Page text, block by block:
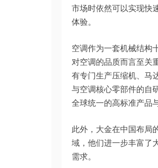
市场时依然可以实现快
体验。
空调作为一套机械结构
对空调的品质而言至关
有专门生产压缩机、马
与空调核心零部件的自
全球统一的高标准产品
此外，大金在中国布局
域，他们进一步丰富了
需求。